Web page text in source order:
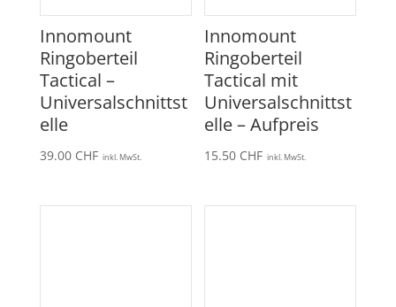
Innomount
Ringoberteil
Tactical –
Universalschnittst
elle
39.00 CHF inkl. MwSt.
Innomount
Ringoberteil
Tactical mit
Universalschnittst
elle – Aufpreis
15.50 CHF inkl. MwSt.